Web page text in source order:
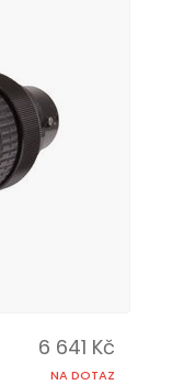
6 641 Kč
NA DOTAZ